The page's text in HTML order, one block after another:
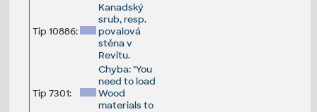
Tip 10886:
Kanadský
srub, resp.
povalová
stěna v
Revitu.
Tip 7301:
Chyba: "You
need to load
Wood
materials to